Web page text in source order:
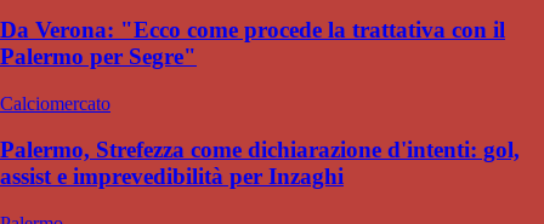
Da Verona: "Ecco come procede la trattativa con il
Palermo per Segre"
Calciomercato
Palermo, Strefezza come dichiarazione d'intenti: gol,
assist e imprevedibilità per Inzaghi